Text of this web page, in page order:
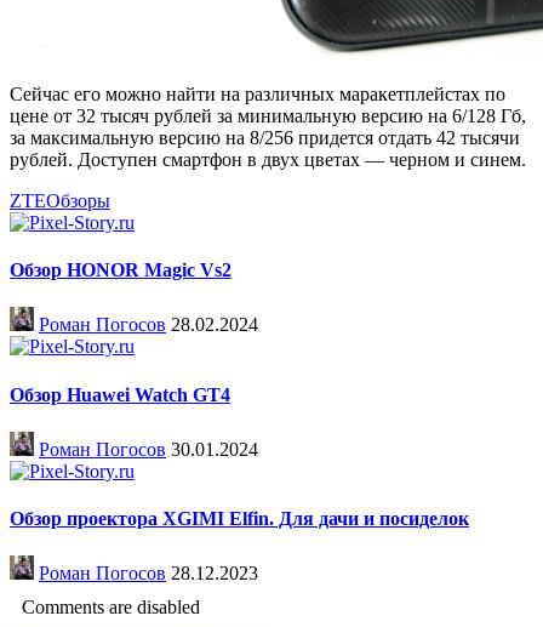
Сейчас его можно найти на различных маракетплейстах по
цене от 32 тысяч рублей за минимальную версию на 6/128 Гб,
за максимальную версию на 8/256 придется отдать 42 тысячи
рублей. Доступен смартфон в двух цветах — черном и синем.
ZTEОбзоры
Обзор HONOR Magic Vs2
Роман Погосов 28.02.2024
Обзор Huawei Watch GT4
Роман Погосов 30.01.2024
Обзор проектора XGIMI Elfin. Для дачи и посиделок
Роман Погосов 28.12.2023
Comments are disabled